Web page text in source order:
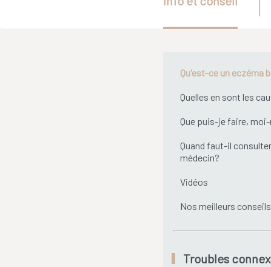
Qu'est-ce un eczéma
Quelles en sont les
Que puis-je faire,
Quand faut-il
médecin?
Vidéos
Nos meilleurs conseils
Troubles